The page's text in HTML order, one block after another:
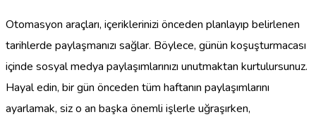
Otomasyon araçları, içeriklerinizi önceden planlayıp belirlenen
tarihlerde paylaşmanızı sağlar. Böylece, günün koşuşturmacası
içinde sosyal medya paylaşımlarınızı unutmaktan kurtulursunuz.
Hayal edin, bir gün önceden tüm haftanın paylaşımlarını
ayarlamak, siz o an başka önemli işlerle uğraşırken,